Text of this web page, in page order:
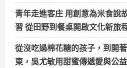
青年走進客庄 用創意為米食說
習 從田野到餐桌開啟文化新旅
從沒吃過棉花糖的孩子，到開
東，吳尤敏用甜蜜傳遞愛與公益